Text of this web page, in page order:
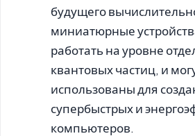
будущего
миниатюрные
работать на уровне
квантовых частиц, и
использованы для
супербыстрых и
компьютеров.